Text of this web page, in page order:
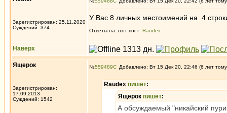
Зарегистрирован: 25.11.2020
Суждений: 374
У Вас 8 личных местоимений на 4
Ответы на этот пост: Raudex
Наверх
Ящерок
Зарегистрирован:
17.09.2013
Суждений: 1542
№559489 Добавлено: Вт 15 Дек 20, 22:46 (6 лет
Raudex пишет:
Ящерок пишет:
А обсуждаемый "никайский